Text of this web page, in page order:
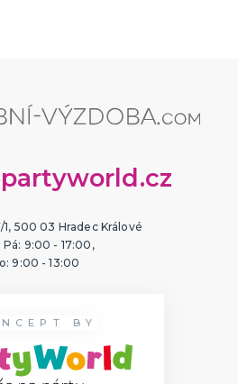
500 03 Hradec Králové
Pá: 9:00 - 17:00,
9:00 - 13:00
BY